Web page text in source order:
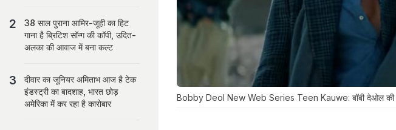
Bobby Deol New Web Series Teen Kauwe: बॉबी देओल की नई
38 साल पुराना आमिर-जूही का हिट
गाना है ब्रिटिश सॉन्ग की कॉपी, उदित-
अलका की आवाज में बना कल्ट
दीवार का जूनियर अमिताभ आज है टेक
इंडस्ट्री का बादशाह, भारत छोड़
अमेरिका में कर रहा है कारोबार